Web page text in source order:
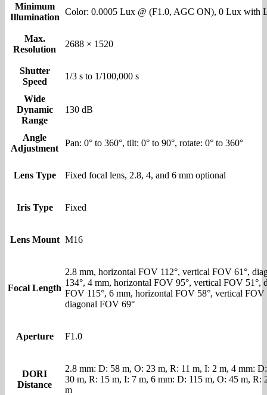
Minimum
Illumination
Color: 0.0005 Lux @ (F1.0, AGC ON), 0 Lux with
Max.
Resolution
2688 × 1520
Shutter
Speed
1/3 s to 1/100,000 s
Wide
Dynamic
Range
130 dB
Angle
Adjustment
Pan: 0° to 360°, tilt: 0° to 90°, rotate: 0° to 360°
Lens Type Fixed focal lens, 2.8, 4, and 6 mm optional
Iris Type Fixed
Lens Mount M16
Focal Length
2.8 mm, horizontal FOV 112°, vertical FOV 61°,
134°, 4 mm, horizontal FOV 95°, vertical FOV 51°,
FOV 115°, 6 mm, horizontal FOV 58°, vertical FOV
diagonal FOV 69°
Aperture F1.0
DORI
Distance
2.8 mm: D: 58 m, O: 23 m, R: 11 m, I: 2 m, 4 mm:
30 m, R: 15 m, I: 7 m, 6 mm: D: 115 m, O: 45 m, R:
m